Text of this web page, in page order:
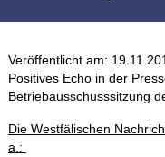
Veröffentlicht am:
Positives Echo in der
Betriebausschusssitzung
Die Westfälischen
a.: